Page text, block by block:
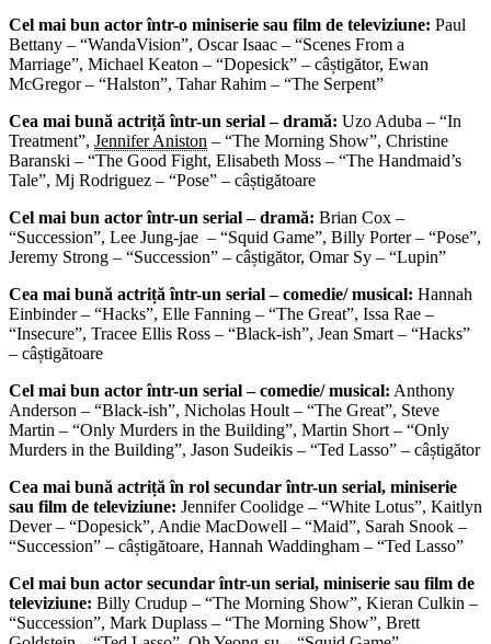
Cel mai bun actor într-o miniserie sau film de televiziune: Paul
Bettany – “WandaVision”, Oscar Isaac – “Scenes From a
Marriage”, Michael Keaton – “Dopesick” – câștigător, Ewan
McGregor – “Halston”, Tahar Rahim – “The Serpent”
Cea mai bună actriță într-un serial – dramă: Uzo Aduba – “In
Treatment”, Jennifer Aniston – “The Morning Show”, Christine
Baranski – “The Good Fight, Elisabeth Moss – “The Handmaid’s
Tale”, Mj Rodriguez – “Pose” – câștigătoare
Cel mai bun actor într-un serial – dramă: Brian Cox –
“Succession”, Lee Jung-jae – “Squid Game”, Billy Porter – “Pose”,
Jeremy Strong – “Succession” – câștigător, Omar Sy – “Lupin”
Cea mai bună actriță într-un serial – comedie/ musical: Hannah
Einbinder – “Hacks”, Elle Fanning – “The Great”, Issa Rae –
“Insecure”, Tracee Ellis Ross – “Black-ish”, Jean Smart – “Hacks”
– câștigătoare
Cel mai bun actor într-un serial – comedie/ musical: Anthony
Anderson – “Black-ish”, Nicholas Hoult – “The Great”, Steve
Martin – “Only Murders in the Building”, Martin Short – “Only
Murders in the Building”, Jason Sudeikis – “Ted Lasso” – câștigător
Cea mai bună actriță în rol secundar într-un serial, miniserie
sau film de televiziune: Jennifer Coolidge – “White Lotus”, Kaitlyn
Dever – “Dopesick”, Andie MacDowell – “Maid”, Sarah Snook –
“Succession” – câștigătoare, Hannah Waddingham – “Ted Lasso”
Cel mai bun actor secundar într-un serial, miniserie sau film de
televiziune: Billy Crudup – “The Morning Show”, Kieran Culkin –
“Succession”, Mark Duplass – “The Morning Show”, Brett